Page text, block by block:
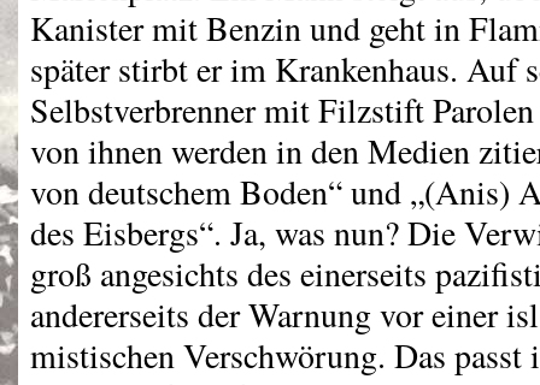
Kanister mit Benzin und geht in
später stirbt er im Krankenhaus. Auf
Selbstverbrenner mit Filzstift
von ihnen werden in den Medien
von deutschem Boden“ und „(Anis)
des Eisbergs“. Ja, was nun? Die
groß angesichts des einerseits
andererseits der Warnung vor einer
mistischen Verschwörung. Das passt